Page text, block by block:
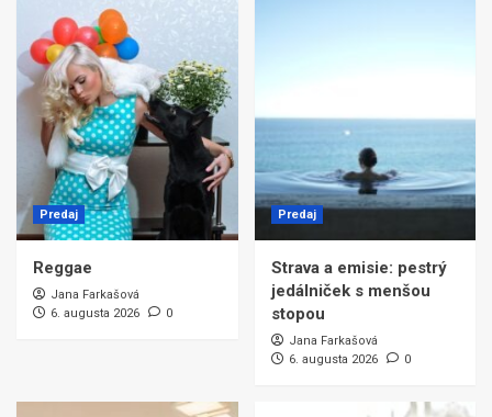
Predaj
Reggae
Jana Farkašová
6. augusta 2026
0
Predaj
Strava a emisie: pestrý
jedálniček s menšou
stopou
Jana Farkašová
6. augusta 2026
0